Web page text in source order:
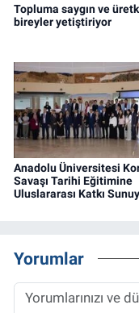
Topluma saygın ve
bireyler yetiştiriyor
Anadolu Üniversitesi
Savaşı Tarihi Eğitimine
Uluslararası Katkı
Yorumlar